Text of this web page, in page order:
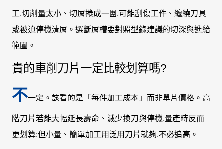
工,切削量太小、切屑捲成一團,可能刮傷工件、纏繞刀具
或被迫停機清屑。選斷屑槽要對照型錄建議的切深與進給
範圍。
貴的車削刀片一定比較划算嗎?
不一定。該看的是「每件加工成本」而非單片價格。高
階刀片若能大幅延長壽命、減少換刀與停機,量產時反而
更划算;但小量、簡單加工用泛用刀片就夠,不必追高。